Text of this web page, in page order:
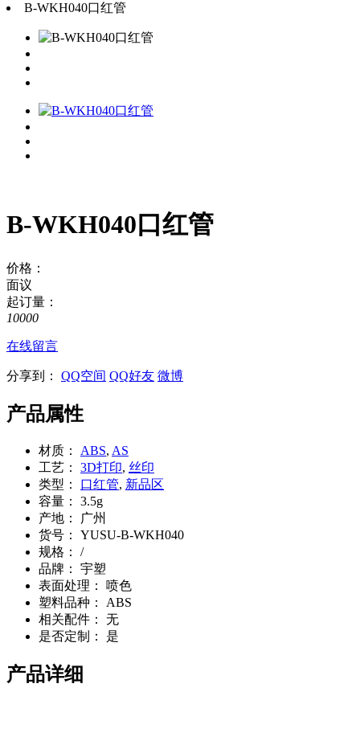
B-WKH040口红管
B-WKH040口红管
价格：
面议
起订量：
10000
在线留言
分享到： QQ空间 QQ好友 微博
产品属性
材质： ABS, AS
工艺：
3D打印, 丝印
类型：
口红管, 新品区
容量：
3.5g
产地：
广州
货号：
YUSU-B-WKH040
规格：
/
品牌：
宇塑
表面处理：
喷色
塑料品种：
ABS
相关配件：
无
是否定制：
是
产品详细